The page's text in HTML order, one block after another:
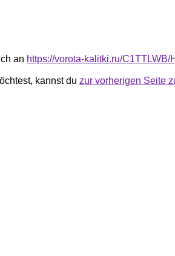
an https://vorota-kalitki.ru/C1TTLWB/
kannst du zur vorherigen Seite